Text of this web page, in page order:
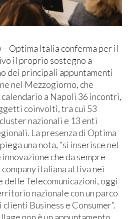
– Optima Italia conferma per il
il proprio sostegno a
dei principali appuntamenti
nel Mezzogiorno, che
calendario a Napoli 36 incontri,
coinvolti, tra cui 53
nazionali e 13 enti
La presenza di Optima
una nota, “si inserisce nel
che da sempre
italiana attiva nei
delle Telecomunicazioni, oggi
nazionale con un parco
Business e Consumer”.
non è un appuntamento